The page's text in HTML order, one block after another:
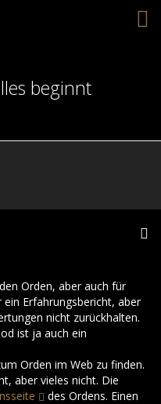
beginnt
Orden, aber auch für
Erfahrungsbericht, aber
nicht zurückhalten.
ist ja auch ein
Orden im Web zu finden.
aber vieles nicht. Die
des Ordens. Einen